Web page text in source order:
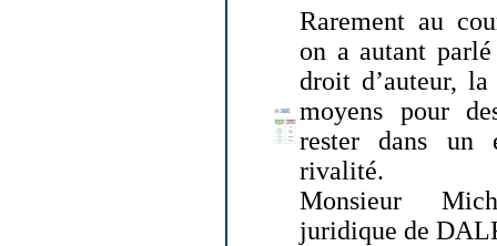
Rarement au
on a autant
droit d’auteur,
moyens pour
rester dans un
rivalité.
Monsieur
juridique de